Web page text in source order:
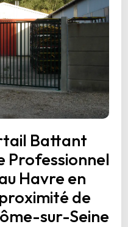
Battant
Professionnel
Havre en
de
sur-Seine